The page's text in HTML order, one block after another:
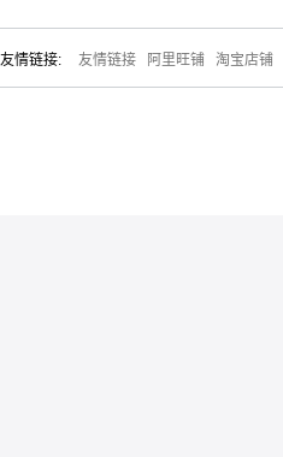
友情链接: 友情链接 阿里旺铺 淘宝店铺